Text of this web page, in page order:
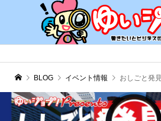
BLOG イベント情報 おしごと発見フ